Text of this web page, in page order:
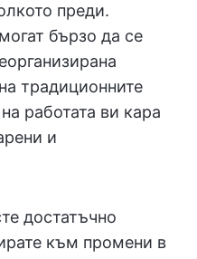
преди.
бързо да се
традиционните
работата ви кара
и
достатъчно
към промени в